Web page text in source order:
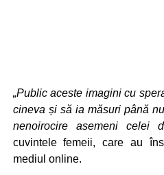
„Public aceste imagini cu
cineva și să ia măsuri până
nenoirocire asemeni celei
cuvintele femeii, care au
mediul online.